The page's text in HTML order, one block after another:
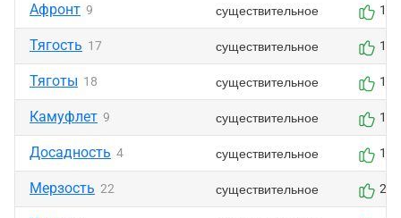
Афронт 9 существительное 1
Тягость 17 существительное 1
Тяготы 18 существительное 1
Камуфлет 9 существительное 1
Досадность 4 существительное 1
Мерзость 22 существительное 2